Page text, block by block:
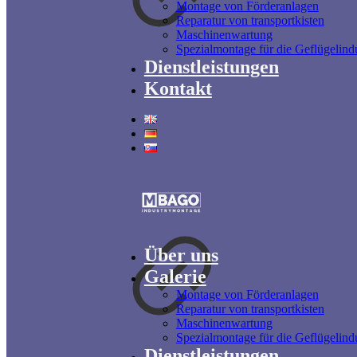
Montage von Förderanlagen
Reparatur von transportkisten
Maschinenwartung
Spezialmontage für die
Dienstleistungen
Kontakt
Über uns
Galerie
Montage von Förderanlagen
Reparatur von transportkisten
Maschinenwartung
Spezialmontage für die